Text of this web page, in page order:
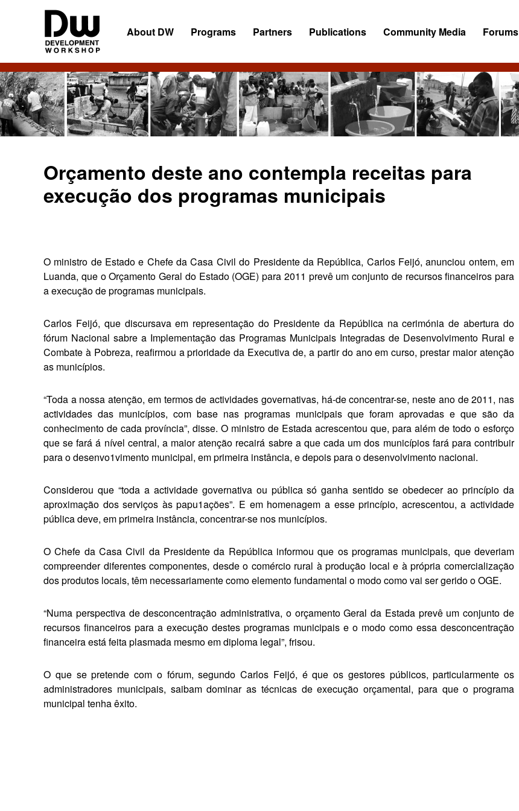
DW
Angola
Development
Workshop
Angola
About DW Programs Partners Publications Community Media Forums
Orçamento deste ano contempla receitas para
execução dos programas municipais
O ministro de Estado e Chefe da Casa Civil do Presidente da República, Carlos Feijó, anun­ciou ontem, em
Luanda, que o Orçamento Geral do Estado (OGE) para 2011 prevê um con­junto de recursos financeiros pa­ra
a execução de programas mu­nicipais.
Carlos Feijó, que discursava em representação do Presidente da Re­pública na cerimónia de abertura do
fórum Nacional sabre a Implementação das Programas Municipais In­tegradas de Desenvolvimento Rural e
Combate à Pobreza, reafirmou a prioridade da Executiva de, a partir do ano em curso, prestar maior atenção
as municípios.
“Toda a nossa atenção, em termos de actividades governativas, há-de concentrar-se, neste ano de 2011, nas
actividades das municípios, com base nas programas muni­cipais que foram aprovadas e que são da
conhecimento de cada província”, disse. O ministro de Estada acrescentou que, para além de todo o esforço
que se fará á nível central, a maior atenção recairá sabre a que cada um dos municípios fará para contribuir
para o desenvo1vimen­to municipal, em primeira instân­cia, e depois para o desenvolvimento nacional.
Considerou que “toda a actividade governativa ou pública só ganha sentido se obedecer ao princípio da
aproximação dos serviços às papu­1ações”. E em homenagem a esse princípio, acrescentou, a actividade
pública deve, em primeira instância, concentrar-se nos municípios.
O Chefe da Casa Civil da Presi­dente da República informou que os programas municipais, que de­veriam
compreender diferentes componentes, desde o comércio rural à produção local e à própria comercialização
dos produtos locais, têm necessariamente como elemento fundamental o modo co­mo vai ser gerido o OGE.
“Numa perspectiva de desconcentração administrativa, o orçamento Geral da Estada prevê um conjunto de
recursos financeiros para a execução destes programas municipais e o modo como essa desconcentração
financeira está feita plasmada mesmo em diploma legal”, frisou.
O que se pretende com o fórum, segundo Carlos Feijó, é que os gestores públicos, particularmente os
administradores municipais, sai­bam dominar as técnicas de execu­ção orçamental, para que o progra­ma
municipal tenha êxito.